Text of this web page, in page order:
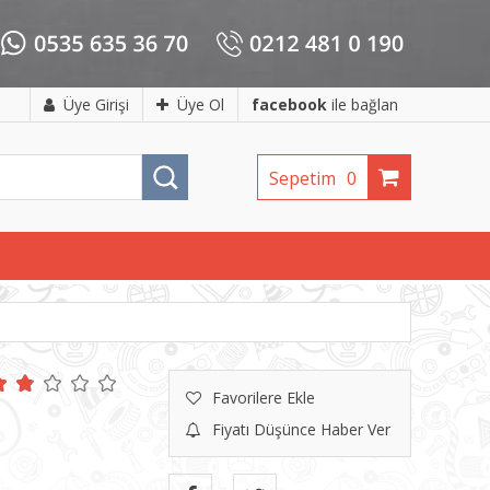
Üye Girişi Üye Ol facebook ile bağlan
Sepetim 0
Favorilere Ekle
Fiyatı Düşünce Haber Ver